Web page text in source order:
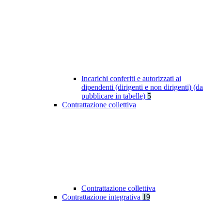
Incarichi conferiti e autorizzati ai
dipendenti (dirigenti e non dirigenti) (da
pubblicare in tabelle) 5
Contrattazione collettiva
Contrattazione collettiva
Contrattazione integrativa 19